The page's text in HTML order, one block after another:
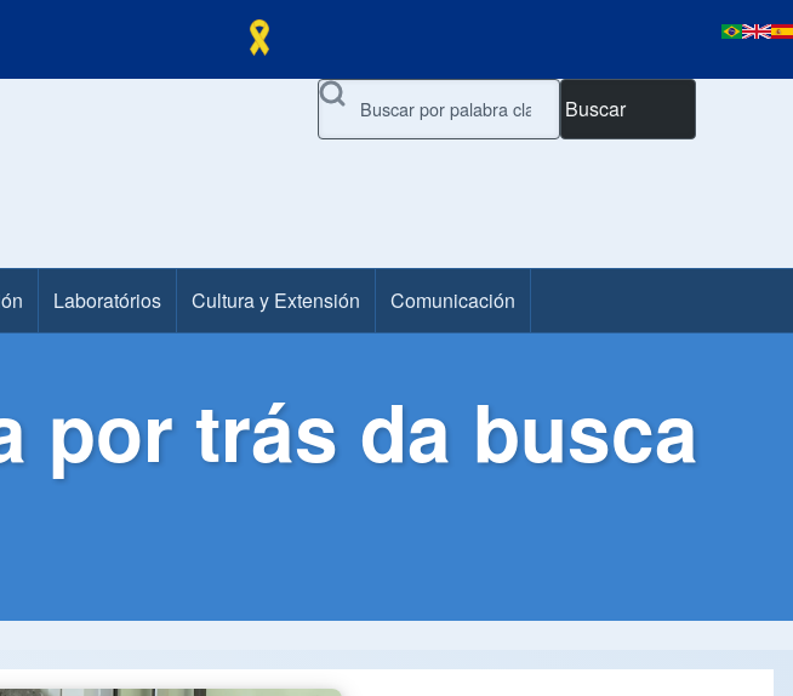
Buscar
Laboratórios Cultura y Extensión Comunicación
por trás da busca